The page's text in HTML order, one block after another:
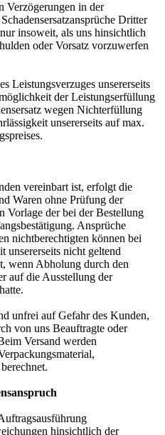
Verzögerungen in der
Dritter
insoweit, als uns hinsichtlich
oder Vorsatz vorzuwerfen
Leistungsverzuges unsererseits
der Leistungserfüllung
wegen Nichterfüllung
unsererseits auf max.
vereinbart ist, erfolgt die
Waren ohne Prüfung der
Vorlage der bei der Bestellung
Ansprüche
nichtberechtigten können bei
unsererseits nicht geltend
wenn Abholung durch den
auf die Ausstellung der
unfrei auf Gefahr des Kunden,
von uns Beauftragte oder
Versand werden
hinsichtlich der